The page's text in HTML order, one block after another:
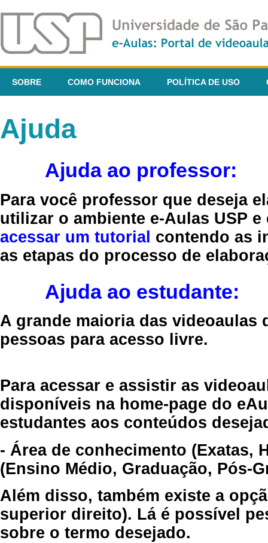
SOBRE COMO FUNCIONA POLÍTICA DE USO
Ajuda
Ajuda ao professor:
Para você professor que deseja
utilizar o ambiente e-Aulas USP
acessar um tutorial contendo as
as etapas do processo de
Ajuda ao estudante:
A grande maioria das videoaulas
pessoas para acesso livre.
Para acessar e assistir as
disponíveis na home-page do
estudantes aos conteúdos
- Área de conhecimento (Exatas,
(Ensino Médio, Graduação, Pós-
Além disso, também existe a
superior direito). Lá é possível
sobre o termo desejado.